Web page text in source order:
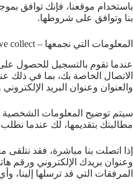
باستخدام موقعنا، فإنك توافق
بنا وتوافق على شروطها.
المعلومات التي نجمعها – Information we collect
عندما تقوم بالتسجيل للحصول
الاتصال الخاصة بك، بما في ذلك
والعنوان وعنوان البريد
سيتم توضيح المعلومات الشخصية
مطالبتك بتقديمها، لك عندما
إذا اتصلت بنا مباشرة، فقد
وعنوان بريدك الإلكتروني ورقم
المرفقات التي قد ترسلها إلينا،